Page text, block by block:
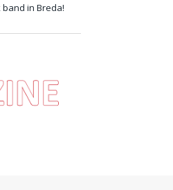
in Breda!